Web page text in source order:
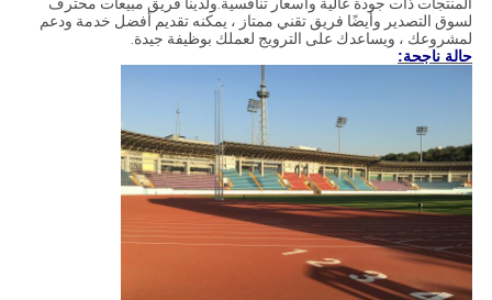
المنتجات ذات جودة عالية وأسعار تنافسية.ولدينا فريق مبيعات محترف
لسوق التصدير وأيضًا فريق تقني ممتاز ، يمكنه تقديم أفضل خدمة ودعم
لمشروعك ، ويساعدك على الترويج لعملك بوظيفة جيدة.
حالة ناجحة: